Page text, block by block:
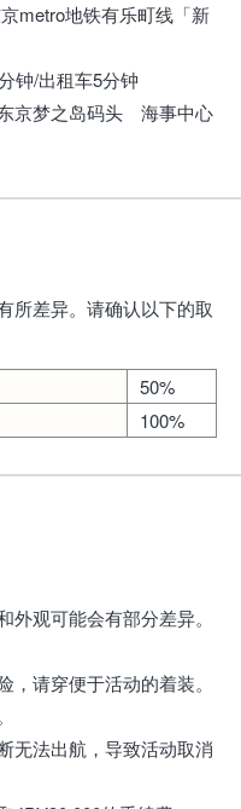
metro地铁有乐町线「新
钟/出租车5分钟
京梦之岛码头 海事中心
所差异。请确认以下的取
50%
100%
外观可能会有部分差异。
，请穿便于活动的着装。
无法出航，导致活动取消